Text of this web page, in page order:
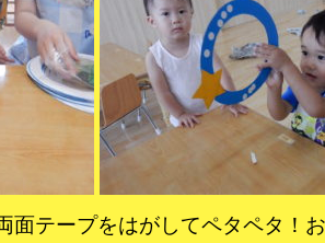
面テープをはがしてペタペタ！